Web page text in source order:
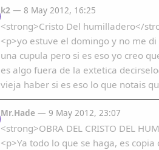
k2 — 8 May 2012, 16:25
<strong>Cristo Del humilladero</
<p>yo estuve el domingo y no me
una cupula pero si es eso yo creo
es algo fuera de la extetica
vieja haber si es eso lo que notais
Mr.Hade — 9 May 2012, 23:07
<strong>OBRA DEL CRISTO DEL
<p>Ya todo lo que se haga, es